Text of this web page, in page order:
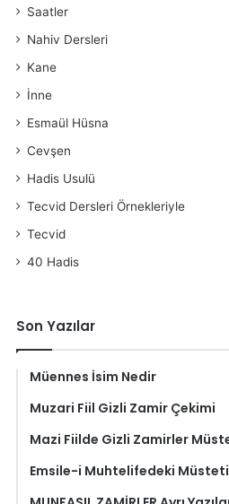
Saatler
Nahiv Dersleri
Kane
İnne
Esmaül Hüsna
Cevşen
Hadis Usulü
Tecvid Dersleri Örnekleriyle
Tecvid
40 Hadis
Son Yazılar
Müennes İsim Nedir
Muzari Fiil Gizli Zamir Çekimi
Mazi Fiilde Gizli Zamirler
Emsile-i Muhtelifedeki